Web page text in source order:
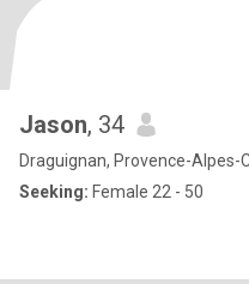
Jason, 34
Draguignan, Provence-Alpes-
Seeking: Female 22 - 50